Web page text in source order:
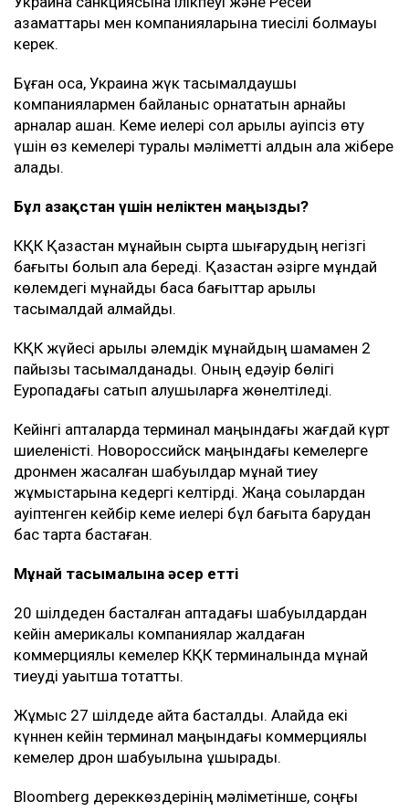
жасалған.
Киев Қара теңіздегі КҚК нысандарына, сондай-ақ,
Ресейге тиесілі емес танкерлерге шабуыл жасамауға
міндеттеме алған.
Алайда бірнеше шарт бар. Кемелер Ресей мұнайын
немесе Ресейдің басқа да жүгін тасымалдамауы,
азаматтары мен компанияларына тиесілі болмауы
керек.
Бұған қоса, Украина жүк тасымалдаушы
компаниялармен байланыс орнататын арнайы
арналар ашқан. Кеме иелері сол арқылы қауіпсіз өту
үшін өз кемелері туралы мәліметті алдын ала жібере
алады.
Бұл Қазақстан үшін неліктен маңызды?
КҚК Қазақстан мұнайын сыртқа шығарудың негізгі
бағыты болып қала береді. Қазақстан әзірге мұндай
көлемдегі мұнайды басқа бағыттар арқылы
тасымалдай алмайды.
КҚК жүйесі арқылы әлемдік мұнайдың шамамен 2
Еуропадағы сатып алушыларға жөнелтіледі.
Кейінгі апталарда терминал маңындағы жағдай күрт
шиеленісті. Новороссийск маңындағы кемелерге
дронмен жасалған шабуылдар мұнай тиеу
жұмыстарына кедергі келтірді. Жаңа соққылардан
қауіптенген кейбір кеме иелері бұл бағытқа барудан
бас тарта бастаған.
Мұнай тасымалына әсер етті
20 шілдеден басталған аптадағы шабуылдардан